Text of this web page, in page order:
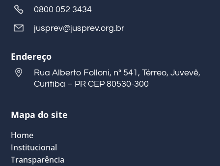
0800 052 3434
jusprev@jusprev.org.br
Endereço
Rua Alberto Folloni, nº 541, Térreo, Juvevê,
Curitiba – PR CEP 80530-300
Mapa do site
Home
Institucional
Transparência